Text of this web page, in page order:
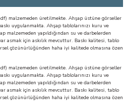
malzemeden üretilmekte. Ahşap üstüne görseller
uygulanmakta. Ahşap tablolarınızı kuru ve
yapıldığından su ve darbelerden
asmak için askılık mevcuttur. Baskı kalitesi, tablo
çözünürlüğünden haha iyi kalitede olmasına özen
malzemeden üretilmekte. Ahşap üstüne görseller
uygulanmakta. Ahşap tablolarınızı kuru ve
yapıldığından su ve darbelerden
asmak için askılık mevcuttur. Baskı kalitesi, tablo
çözünürlüğünden haha iyi kalitede olmasına özen